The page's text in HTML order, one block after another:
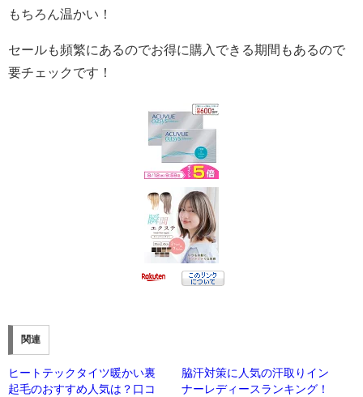
もちろん温かい！
セールも頻繁にあるのでお得に購入できる期間もあるので
要チェックです！
関連
ヒートテックタイツ暖かい裏
起毛のおすすめ人気は？口コ
脇汗対策に人気の汗取りイン
ナーレディースランキング！